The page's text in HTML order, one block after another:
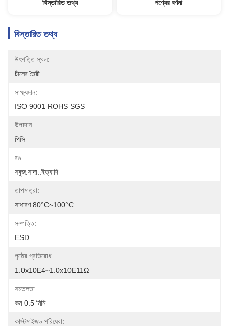
বিস্তারিত তথ্য পণ্যের বর্ণনা
বিস্তারিত তথ্য
উৎপত্তি স্থল:
চীনের তৈরী
সাক্ষ্যদান:
ISO 9001 ROHS SGS
উপাদান:
পিসি
রঙ:
সবুজ.সাদা..ইত্যাদি
তাপমাত্রা:
সাধারণ 80°C~100°C
সম্পত্তি:
ESD
পৃষ্ঠের প্রতিরোধ:
1.0x10E4~1.0x10E11Ω
সমতলতা:
কম 0.5 মিমি
কাস্টমাইজড পরিষেবা: